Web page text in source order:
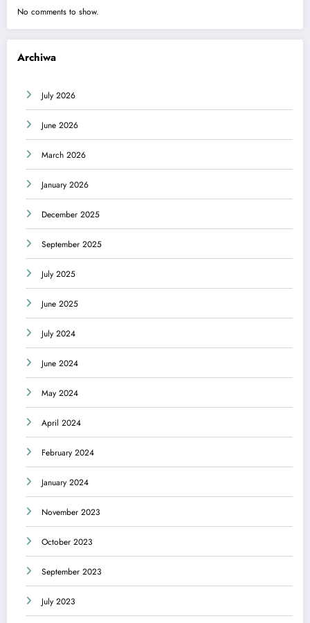
No comments to show.
Archiwa
July 2026
June 2026
March 2026
January 2026
December 2025
September 2025
July 2025
June 2025
July 2024
June 2024
May 2024
April 2024
February 2024
January 2024
November 2023
October 2023
September 2023
July 2023